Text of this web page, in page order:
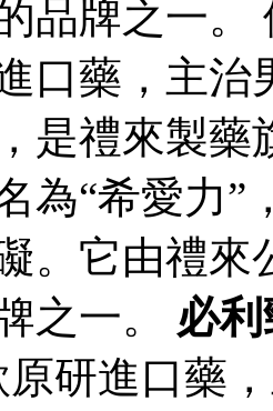
品牌之一。
口藥，主
是禮來製藥
為“希愛力”
。它由禮來
之一。 必
原研進口藥